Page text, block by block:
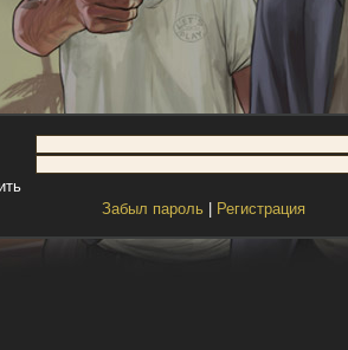
Забыл пароль
Регистрация